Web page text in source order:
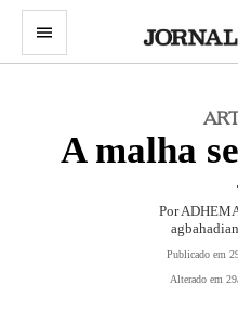
menu
A malha
Por
Publicado em
Alterado em